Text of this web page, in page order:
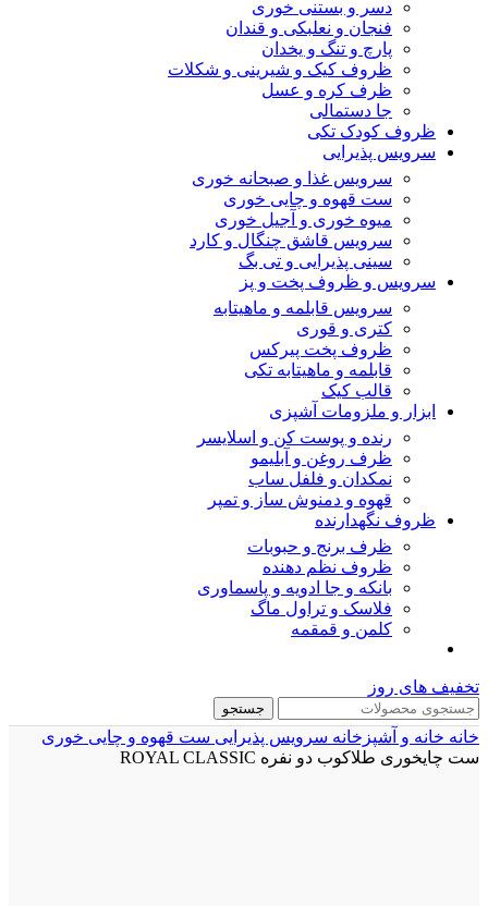
دسر و بستنی خوری
فنجان و نعلبکی و قندان
پارچ و تنگ و یخدان
ظروف کیک و شیرینی و شکلات
ظرف کره و عسل
جا دستمالی
ظروف کودک تکی
سرویس پذیرایی
سرویس غذا و صبحانه خوری
ست قهوه و چایی خوری
میوه خوری و آجیل خوری
سرویس قاشق چنگال و کارد
سینی پذیرایی و تی بگ
سرویس و ظروف پخت و پز
سرویس قابلمه و ماهیتابه
کتری و قوری
ظروف پخت پیرکس
قابلمه و ماهیتابه تکی
قالب کیک
ابزار و ملزومات آشپزی
رنده و پوست کن و اسلایسر
ظرف روغن و آبلیمو
نمکدان و فلفل ساب
قهوه و دمنوش ساز و تمپر
ظروف نگهدارنده
ظرف برنج و حبوبات
ظروف نظم دهنده
بانکه و جا ادویه و پاسماوری
فلاسک و تراول ماگ
کلمن و قمقمه
تخفیف های روز
جستجو
خانه خانه و آشپزخانه سرویس پذیرایی ست قهوه و چایی خوری
ست چایخوری طلاکوب دو نفره ROYAL CLASSIC